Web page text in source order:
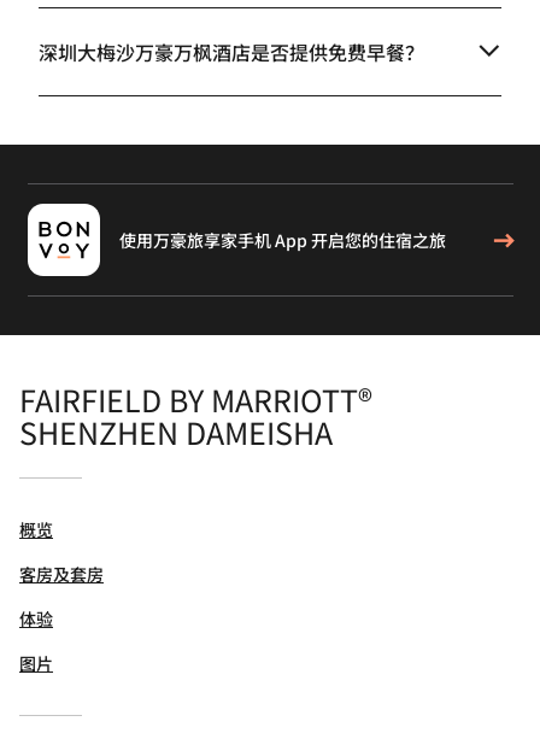
深圳大梅沙万豪万枫酒店是否提供免费早餐？
使用万豪旅享家手机 App 开启您的住宿之旅
FAIRFIELD BY MARRIOTT®
SHENZHEN DAMEISHA
概览
客房及套房
体验
图片